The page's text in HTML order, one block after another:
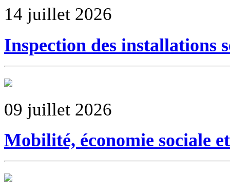
14 juillet 2026
Inspection des installations
09 juillet 2026
Mobilité, économie sociale